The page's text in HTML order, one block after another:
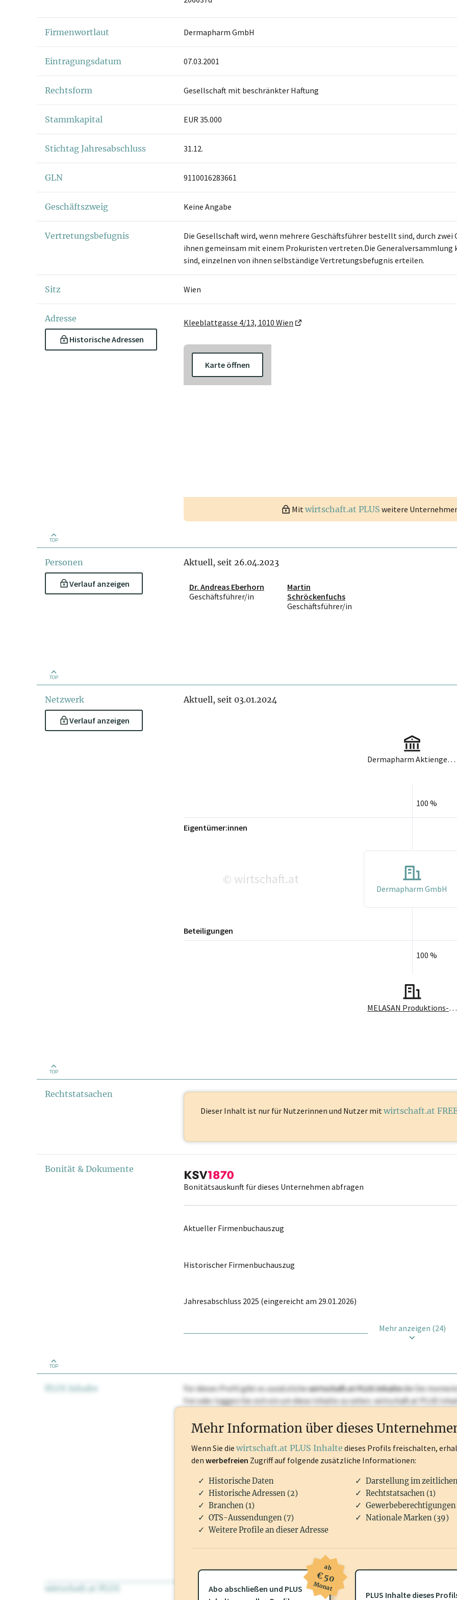
Firmenwortlaut Dermapharm GmbH
Eintragungsdatum 07.03.2001
Rechtsform Gesellschaft mit beschränkter Haftung
Stammkapital EUR 35.000
Stichtag Jahresabschluss 31.12.
GLN 9110016283661
Geschäftszweig Keine Angabe
Vertretungsbefugnis
Die Gesellschaft wird, wenn mehrere Geschäftsführer bestellt sind, durch
ihnen gemeinsam mit einem Prokuristen vertreten.Die Generalversammlung
sind, einzelnen von ihnen selbständige Vertretungsbefugnis erteilen.
Sitz Wien
Adresse
Historische Adressen
Kleeblattgasse 4/13, 1010 Wien
Karte öffnen
Mitwirtschaft.at PLUS weitere
TOP
Personen
Verlauf anzeigen
Aktuell, seit 26.04.2023
Dr. Andreas Eberhorn
Geschäftsführer/in
Martin
Schröckenfuchs
Geschäftsführer/in
TOP
Netzwerk
Verlauf anzeigen
Aktuell, seit 03.01.2024
Dermapharm Aktiengesellschaft
100 %
Eigentümer:innen
© wirtschaft.at
Dermapharm GmbH
MELASAN Produktions- und Vertriebsges.m.b.H.
100 %
Beteiligungen
TOP
Rechtstatsachen
Dieser Inhalt ist nur für Nutzerinnen und Nutzer mit wirtschaft.at
Bonität & Dokumente
Bonitätsauskunft für dieses Unternehmen abfragen
Aktueller Firmenbuchauszug
Historischer Firmenbuchauszug
Jahresabschluss 2025 (eingereicht am 29.01.2026)
Mehr anzeigen (24)
TOP
PLUS Inhalte Für dieses Profil gibt es zusätzlichewirtschaft.at PLUS Inhaltedie Sie
frei oder loggen Sie sich ein um diese Inhalte zu sehen. wirtschaft.at PLUS
wirtschaft.at PLUS Für dieses Profil gibt es zusätzlichewirtschaft.at PLUS Inhalte
die Sie
Mehr Information über dieses
Wenn Sie die wirtschaft.at PLUS Inhalte dieses Profils freischalten,
den werbefreien Zugriff auf folgende zusätzliche Informationen:
Historische Daten
Darstellung im
Historische Adressen (2)
Rechtstatsachen (1)
Branchen (1)
OTS-Aussendungen (7)
Nationale Marken (39)
Weitere Profile an dieser Adresse
Abo abschließen und PLUS
ab
€ 50
Monat
PLUS Inhalte dieses